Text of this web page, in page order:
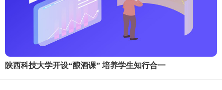
陕西科技大学开设“酿酒课” 培养学生知行合一